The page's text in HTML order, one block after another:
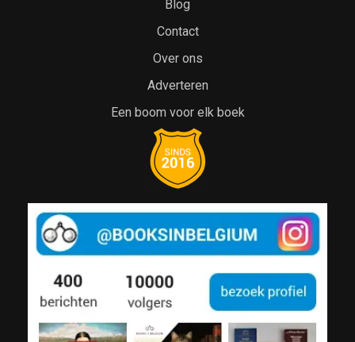
Blog
Contact
Over ons
Adverteren
Een boom voor elk boek